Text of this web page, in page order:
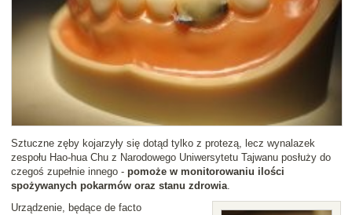
Sztuczne zęby kojarzyły się dotąd tylko z protezą, lecz wynalazek
zespołu Hao-hua Chu z Narodowego Uniwersytetu Tajwanu posłuży do
czegoś zupełnie innego - pomoże w monitorowaniu ilości
spożywanych pokarmów oraz stanu zdrowia.
Urządzenie, będące de facto